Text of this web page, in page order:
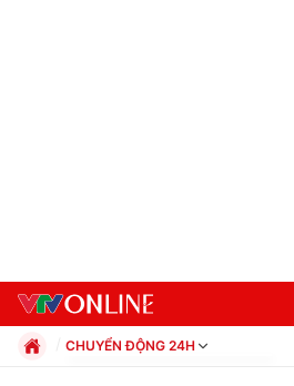
CHUYỂN ĐỘNG 24H